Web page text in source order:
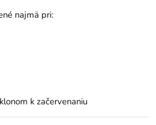
najmä pri:
k začervenaniu